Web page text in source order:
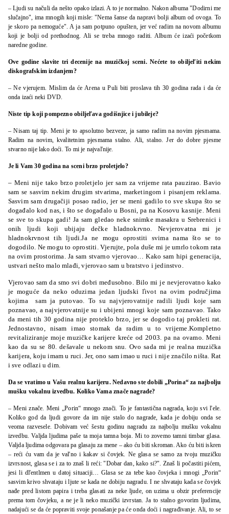
– Ljudi su načuli da nešto opako izlazi. A to je normalno. Nakon albuma "Dodirni me
slučajno", ima mnogih koji misle: "Nema šanse da napravi bolji album od ovoga. To
je skoro pa nemoguće". A ja sam potpuno opušten, jer već radim na novom albumu
koji je bolji od prethodnog. Ali se treba mnogo raditi. Album će izaći početkom
naredne godine.
Ove godine slavite tri decenije na muzičkoj sceni. Nećete to obiljeľiti nekim
diskografskim izdanjem?
– Ne vjerujem. Mislim da će Arena u Puli biti proslava tih 30 godina rada i da će
onda izaći neki DVD.
Niste tip koji pompezno obiljeľava godišnjice i jubileje?
– Nisam taj tip. Meni je to apsolutno bezveze, ja samo radim na novim pjesmama.
Radim na novim, kvalitetnim pjesmama stalno. Ali, stalno. Jer do dobre pjesme
stvarno nije lako doći. To mi je najvaľnije.
Je li Vam 30 godina na sceni brzo proletjelo?
– Meni nije tako brzo proletjelo jer sam za vrijeme rata pauzirao. Bavio
sam se sasvim nekim drugim stvarima, marketingom i pisanjem reklama.
Sasvim sam drugačiji posao radio, jer se meni gadilo to sve skupa što se
događalo kod nas, i što se događalo u Bosni, pa na Kosovu kasnije. Meni
se sve to skupa gadi! Ja sam gledao neke snimke masakra u Srebrenici i
onih ljudi koji ubijaju dečke hladnokrvno. Nevjerovatna mi je
hladnokrvnost tih ljudi.Ja ne mogu oprostiti svima nama što se to
dogodilo. Ne mogu to oprostiti. Vjerujte, pola duše mi je umrlo tokom rata
na ovim prostorima. Ja sam stvarno vjerovao… Kako sam hipi generacija,
ustvari nešto malo mlađi, vjerovao sam u bratstvo i jedinstvo.
Vjerovao sam da smo svi dobri međusobno. Bilo mi je nevjerovatno kako
je moguće da neko oduzima jedan ljudski ľivot na ovim područjima
kojima sam ja putovao. To su najvjerovatnije radili ljudi koje sam
poznavao, a najvjerovatnije su i ubijeni mnogi koje sam poznavao. Tako
da meni tih 30 godina nije proteklo brzo, jer se dogodio taj prokleti rat.
Jednostavno, nisam imao stomak da radim u to vrijeme.Kompletno
revitaliziranje moje muzičke karijere kreće od 2003. pa na ovamo. Meni
kao da su se 80. dešavale u nekom snu. Ovo sada mi je realna muzička
karijera, koju imam u ruci. Jer, ono sam imao u ruci i nije značilo ništa. Rat
i sve odlazi u dim.
Da se vratimo u Vašu realnu karijeru. Nedavno ste dobili „Porina“ za najbolju
mušku vokalnu izvedbu. Koliko Vama znače nagrade?
– Meni znače. Meni „Porin“ mnogo znači. To je fantastična nagrada, koju svi ľele.
Koliko god da ljudi govore da im nije stalo do nagrade, kada je dobiju onda se
veoma razvesele. Dobivam već šestu godinu nagradu za najbolju mušku vokalnu
izvedbu. Valjda ljudima paše ta moja tamna boja. Mi to zovemo tamni timbar glasa.
Valjda ljudima odgovara pa glasaju za mene – ako ću biti skroman. Ako ću biti iskren
– reći ću vam da je vaľno i kakav si čovjek. Ne glasa se samo za tvoju muzičku
izvrsnost, glasa se i za to znaš li reći: "Dobar dan, kako si?". Znaš li počastiti pićem,
jesi li dľentlmen u datoj situaciji… Glasa se za tebe kao čovjeka i mnogi „Porin“
sasvim krivo shvataju i ljute se kada ne dobiju nagradu. I ne shvataju kada se čovjek
nađe pred listom papira i treba glasati za neke ljude, on uzima u obzir preferencije
prema tom čovjeku, a ne je li neko muzički izvrstan. Ja to stalno govorim ljudima,
nadajući se da će popraviti svoje ponašanje pa će onda doći i nagrađivanje. Ali, to se